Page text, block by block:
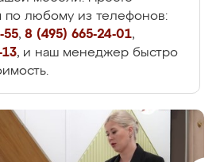
по любому из телефонов:
55, 8 (495) 665-24-01,
, и наш менеджер быстро